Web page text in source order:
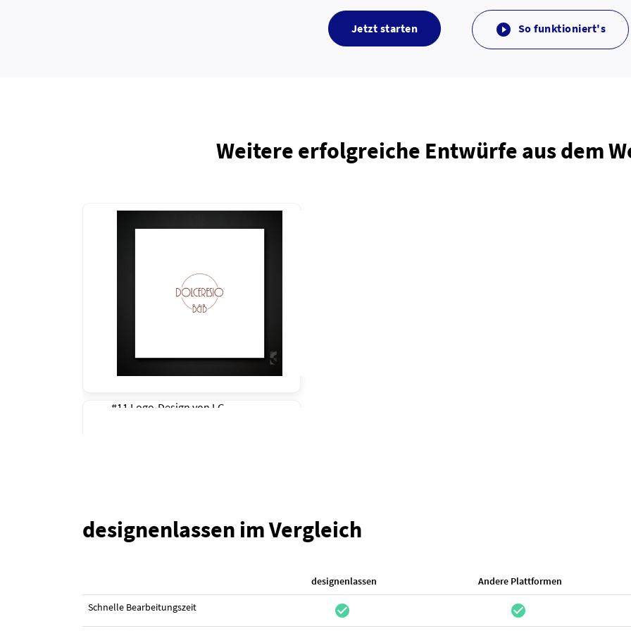
Jetzt starten  So funktioniert's
Weitere erfolgreiche Entwürfe aus dem
#11 Logo-Design von LG
#7 Logo-Design von
designenlassen im Vergleich
designenlassen Andere Plattformen
Schnelle Bearbeitungszeit check_circle check_circle